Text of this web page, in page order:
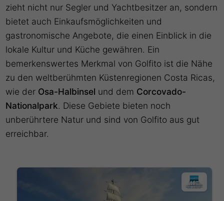
zieht nicht nur Segler und Yachtbesitzer an, sondern
bietet auch Einkaufsmöglichkeiten und
gastronomische Angebote, die einen Einblick in die
lokale Kultur und Küche gewähren. Ein
bemerkenswertes Merkmal von Golfito ist die Nähe
zu den weltberühmten Küstenregionen Costa Ricas,
wie der Osa-Halbinsel und dem Corcovado-
Nationalpark. Diese Gebiete bieten noch
unberührtere Natur und sind von Golfito aus gut
erreichbar.